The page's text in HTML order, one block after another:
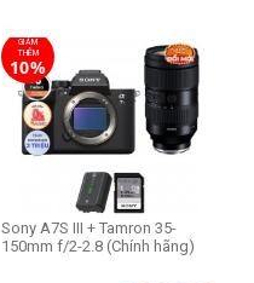
GIẢM
THÊM
10%
Sony A7S III + Tamron 35-
150mm f/2-2.8 (Chính hãng)